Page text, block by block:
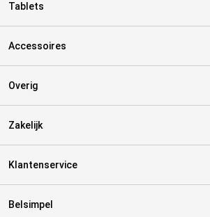
Tablets
Accessoires
Overig
Zakelijk
Klantenservice
Belsimpel